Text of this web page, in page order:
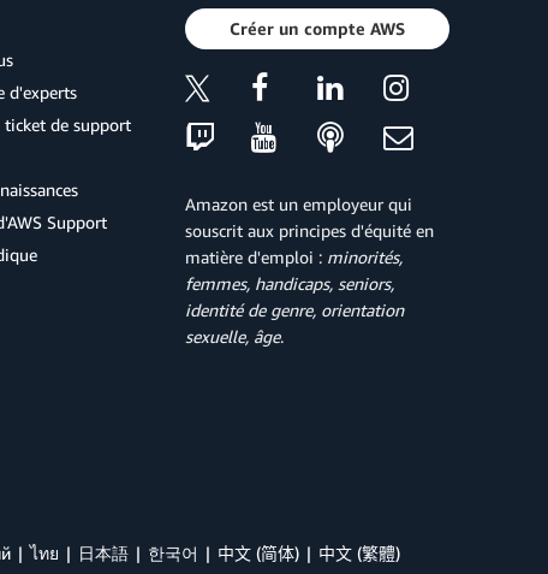
d'experts
de support
Support
Créer un compte AWS
Amazon est un employeur qui
souscrit aux principes d'équité en
matière d'emploi : minorités,
femmes, handicaps, seniors,
identité de genre, orientation
sexuelle, âge.
ไทย 日本語 한국어 中文 (简体) 中文 (繁體)